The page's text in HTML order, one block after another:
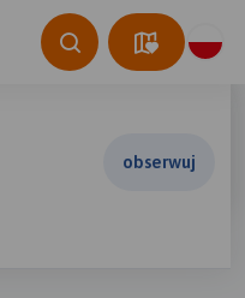
obserwuj